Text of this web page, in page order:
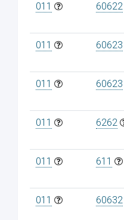
011 60622
011 60623
011 60623
011 6262
011 611
011 60632